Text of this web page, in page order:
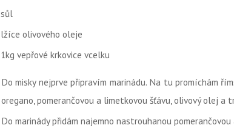
sůl
lžíce olivového oleje
1kg vepřové krkovice vcelku
Do misky nejprve připravím marinádu. Na tu promíchám
oregano, pomerančovou a limetkovou šťávu, olivový olej a
Do marinády přidám najemno nastrouhanou